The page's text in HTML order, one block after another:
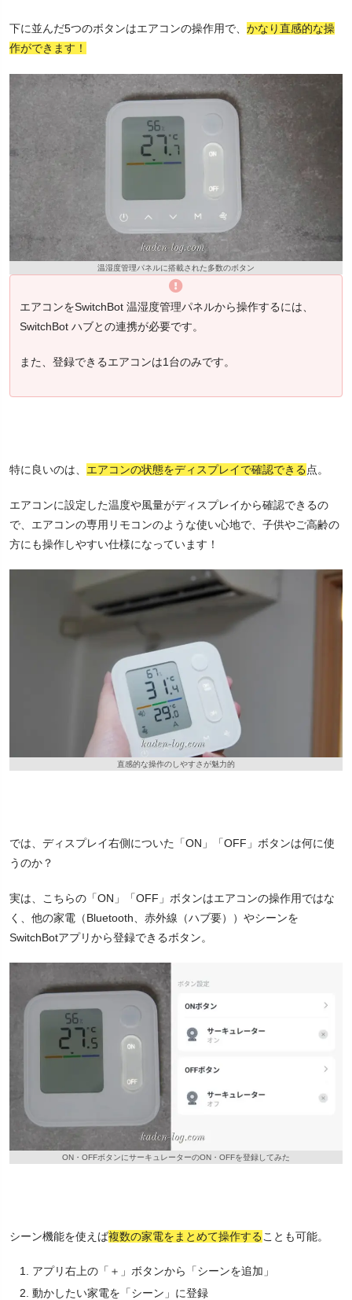
下に並んだ5つのボタンはエアコンの操作用で、 かなり直感的な操
作ができます！
温湿度管理パネルに搭載された多数のボタン
エアコンをSwitchBot 温湿度管理パネルから操作するには、
SwitchBot ハブとの連携が必要です。
また、登録できるエアコンは1台のみです。
特に良いのは、 エアコンの状態をディスプレイで確認できる点。
エアコンに設定した温度や風量がディスプレイから確認できるの
で、エアコンの専用リモコンのような使い心地で、子供やご高齢の
方にも操作しやすい仕様になっています！
直感的な操作のしやすさが魅力的
では、ディスプレイ右側についた「ON」「OFF」ボタンは何に使
うのか？
実は、こちらの「ON」「OFF」ボタンはエアコンの操作用ではな
く、他の家電（Bluetooth、赤外線（ハブ要））やシーンを
SwitchBotアプリから登録できるボタン。
ON・OFFボタンにサーキュレーターのON・OFFを登録してみた
シーン機能を使えば複数の家電をまとめて操作する ことも可能。
アプリ右上の「＋」ボタンから「シーンを追加」
動かしたい家電を「シーン」に登録